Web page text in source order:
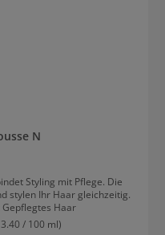
N
Styling mit Pflege. Die
stylen Ihr Haar gleichzeitig.
Resultat: Normaler Halt Gepflegtes Haar
/ 100 ml)